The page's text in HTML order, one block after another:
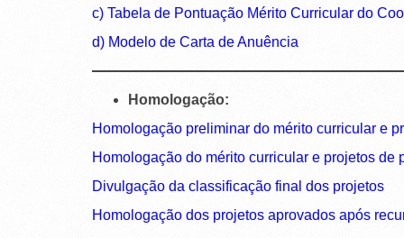
c) Tabela de Pontuação Mérito Curricular do
d) Modelo de Carta de Anuência
Homologação:
Homologação preliminar do mérito curricular e
Homologação do mérito curricular e projetos de
Divulgação da classificação final dos projetos
Homologação dos projetos aprovados após